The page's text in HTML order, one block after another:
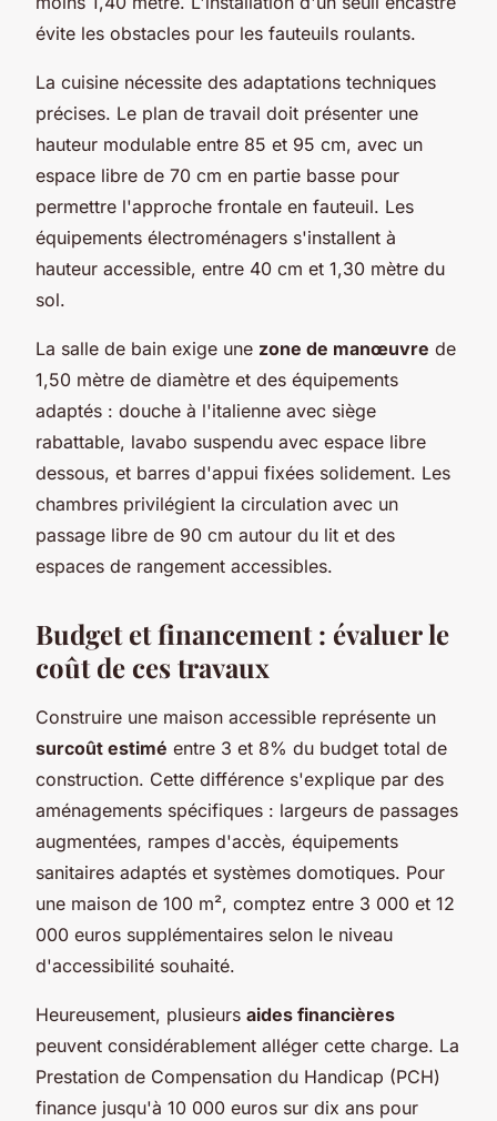
évite les obstacles pour les fauteuils roulants.
La cuisine nécessite des adaptations techniques
précises. Le plan de travail doit présenter une
hauteur modulable entre 85 et 95 cm, avec un
espace libre de 70 cm en partie basse pour
permettre l'approche frontale en fauteuil. Les
équipements électroménagers s'installent à
hauteur accessible, entre 40 cm et 1,30 mètre du
sol.
La salle de bain exige une zone de manœuvre de
1,50 mètre de diamètre et des équipements
adaptés : douche à l'italienne avec siège
rabattable, lavabo suspendu avec espace libre
dessous, et barres d'appui fixées solidement. Les
chambres privilégient la circulation avec un
passage libre de 90 cm autour du lit et des
espaces de rangement accessibles.
Budget et financement : évaluer le
coût de ces travaux
Construire une maison accessible représente un
surcoût estimé entre 3 et 8% du budget total de
construction. Cette différence s'explique par des
aménagements spécifiques : largeurs de passages
augmentées, rampes d'accès, équipements
sanitaires adaptés et systèmes domotiques. Pour
une maison de 100 m², comptez entre 3 000 et 12
000 euros supplémentaires selon le niveau
d'accessibilité souhaité.
Heureusement, plusieurs aides financières
peuvent considérablement alléger cette charge. La
Prestation de Compensation du Handicap (PCH)
finance jusqu'à 10 000 euros sur dix ans pour